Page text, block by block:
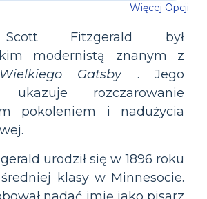
Więcej Opcji
Fitzgerald był
modernistą znanym z
Wielkiego Gatsby. Jego
ukazuje rozczarowanie
pokoleniem i nadużycia
urodził się w 1896 roku
klasy w Minnesocie.